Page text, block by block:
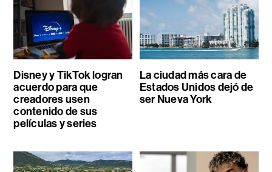
Disney y TikTok logran
acuerdo para que
creadores usen
contenido de sus
películas y series
La ciudad más cara de
Estados Unidos dejó de
ser Nueva York